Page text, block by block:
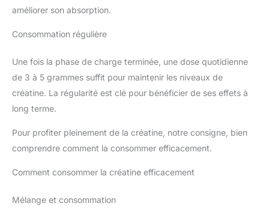
améliorer son absorption.
Consommation régulière
Une fois la phase de charge terminée, une dose quotidienne
de 3 à 5 grammes suffit pour maintenir les niveaux de
créatine. La régularité est clé pour bénéficier de ses effets à
long terme.
Pour profiter pleinement de la créatine, notre consigne, bien
comprendre comment la consommer efficacement.
Comment consommer la créatine efficacement
Mélange et consommation